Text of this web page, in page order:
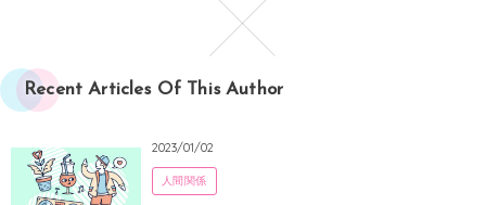
Recent Articles Of This Author
2023/01/02
人間関係